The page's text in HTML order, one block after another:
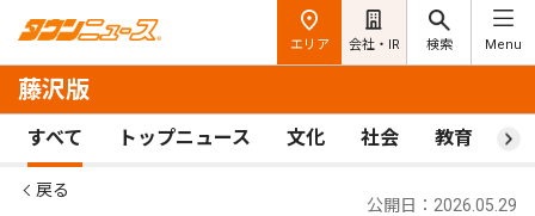
エリア 会社・IR 検索 Menu
藤沢版
すべて トップニュース 文化 社会 教育 ス
戻る
公開日：2026.05.29